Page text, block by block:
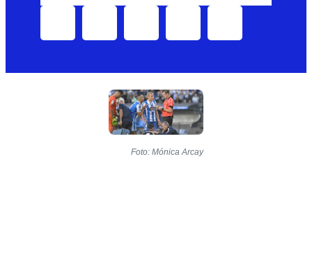
Foto: Mónica Arcay